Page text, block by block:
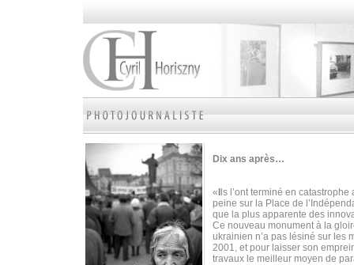
Dix ans après…
« ls l’ont terminé en
peine sur la Place de
que la plus apparente des
Ce nouveau monument à la
ukrainien n’a pas lésiné sur les
2001, et pour laisser son
travaux le meilleur moyen de